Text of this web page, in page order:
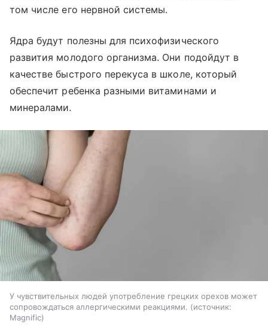
том числе его нервной системы.
Ядра будут полезны для психофизического
развития молодого организма. Они подойдут в
качестве быстрого перекуса в школе, который
обеспечит ребенка разными витаминами и
минералами.
У чувствительных людей употребление грецких орехов может
сопровождаться аллергическими реакциями.
источник:
Magnific